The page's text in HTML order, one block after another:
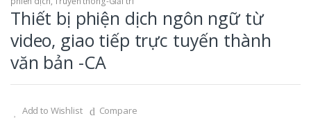
Thiết bị phiện dịch ngôn ngữ từ
video, giao tiếp trực tuyến thành
văn bản -CA
Add to Wishlist Compare